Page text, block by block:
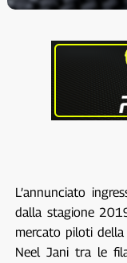
L’annunciato
dalla stagione
mercato piloti
Neel Jani tra le